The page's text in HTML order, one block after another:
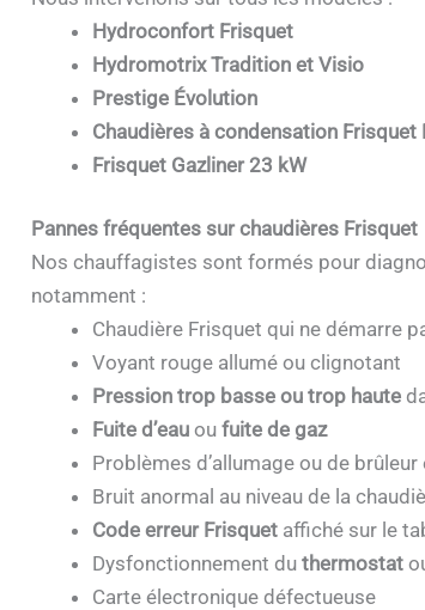
Hydroconfort Frisquet
Hydromotrix Tradition et Visio
Prestige Évolution
Chaudières à condensation Frisquet
Frisquet Gazliner 23 kW
Pannes fréquentes sur chaudières Frisquet
Nos chauffagistes sont formés pour
notamment :
Chaudière Frisquet qui ne démarre
Voyant rouge allumé ou clignotant
Pression trop basse ou trop haute
Fuite d’eauou fuite de gaz
Problèmes d’allumage ou de brûleur
Bruit anormal au niveau de la
Code erreur Frisquetaffiché sur le
Dysfonctionnement du thermostat
Carte électronique défectueuse